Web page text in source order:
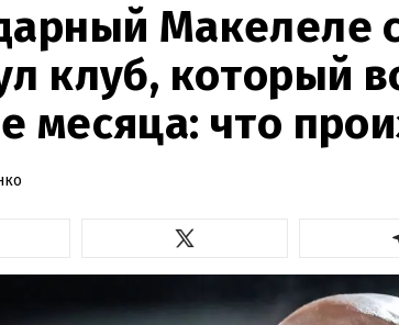
Макелеле
клуб, который
месяца: что